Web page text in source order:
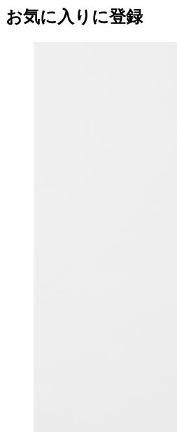
お気に入りに登録